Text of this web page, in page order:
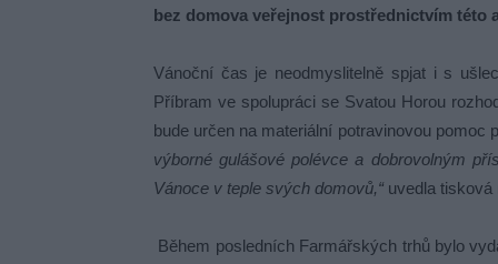
bez domova veřejnost prostřednictvím této
Vánoční čas je neodmyslitelně spjat i s
Příbram ve spolupráci se Svatou Horou
bude určen na materiální potravinovou pomoc
výborné gulášové polévce a dobrovolným
Vánoce v teple svých domovů,“ uvedla
Během posledních Farmářských trhů bylo